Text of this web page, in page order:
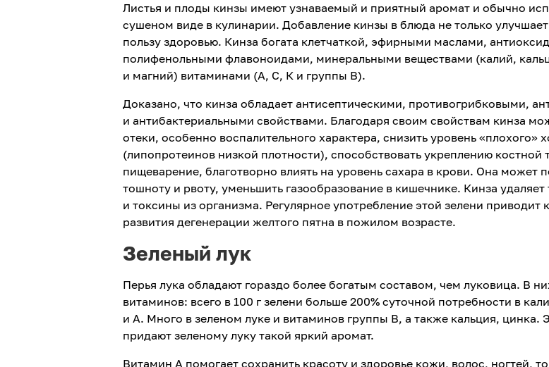
Листья и плоды кинзы имеют узнаваемый и приятный аромат и обычно
сушеном виде в кулинарии. Добавление кинзы в блюда не только
пользу здоровью. Кинза богата клетчаткой, эфирными маслами,
полифенольными флавоноидами, минеральными веществами (калий,
и магний) витаминами (А, С, К и группы В).
Доказано, что кинза обладает антисептическими, противогрибковыми,
и антибактериальными свойствами. Благодаря своим свойствам кинза
отеки, особенно воспалительного характера, снизить уровень «плохого»
(липопротеинов низкой плотности), способствовать укреплению костной
пищеварение, благотворно влиять на уровень сахара в крови. Она может
тошноту и рвоту, уменьшить газообразование в кишечнике. Кинза
и токсины из организма. Регулярное употребление этой зелени приводит
развития дегенерации желтого пятна в пожилом возрасте.
Зеленый лук
Перья лука обладают гораздо более богатым составом, чем луковица. В
витаминов: всего в 100 г зелени больше 200% суточной потребности в
и А. Много в зеленом луке и витаминов группы В, а также кальция, цинка.
придают зеленому луку такой яркий аромат.
Витамин А помогает сохранить красоту и здоровье кожи, волос, ногтей,